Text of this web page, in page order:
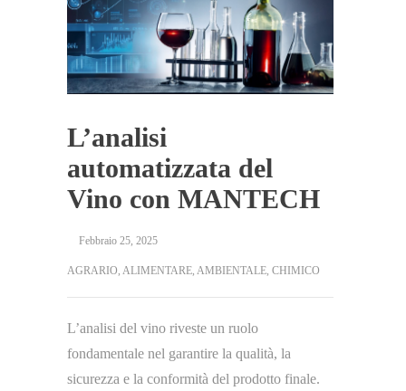
L’analisi
automatizzata del
Vino con MANTECH
Febbraio 25, 2025
AGRARIO, ALIMENTARE, AMBIENTALE, CHIMICO
L’analisi del vino riveste un ruolo
fondamentale nel garantire la qualità, la
sicurezza e la conformità del prodotto finale.